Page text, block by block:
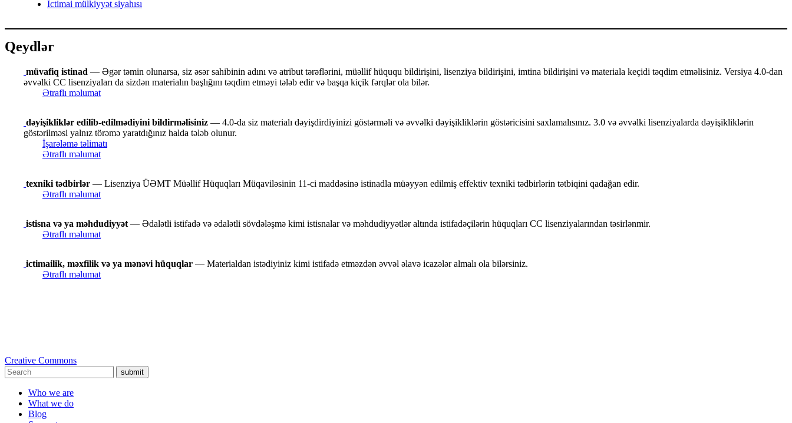
İctimai mülkiyyət siyahısı
Qeydlər
müvafiq istinad — Əgər təmin olunarsa, siz əsər sahibinin adını və atribut tərəflərini, müəllif hüququ bildirişini, lisenziya bildirişini, imtina bildirişini və materiala keçidi təqdim etməlisiniz. Versiya 4.0-dan
əvvəlki CC lisenziyaları da sizdən materialın başlığını təqdim etməyi tələb edir və başqa kiçik fərqlər ola bilər.
Ətraflı məlumat
dəyişikliklər edilib-edilmədiyini bildirməlisiniz — 4.0-da siz materialı dəyişdirdiyinizi göstərməli və əvvəlki dəyişikliklərin göstəricisini saxlamalısınız. 3.0 və əvvəlki lisenziyalarda dəyişikliklərin
göstərilməsi yalnız törəmə yaratdığınız halda tələb olunur.
İşarələmə təlimatı
Ətraflı məlumat
texniki tədbirlər — Lisenziya ÜƏMT Müəllif Hüquqları Müqaviləsinin 11-ci maddəsinə istinadla müəyyən edilmiş effektiv texniki tədbirlərin tətbiqini qadağan edir.
Ətraflı məlumat
istisna və ya məhdudiyyət — Ədalətli istifadə və ədalətli sövdələşmə kimi istisnalar və məhdudiyyətlər altında istifadəçilərin hüquqları CC lisenziyalarından təsirlənmir.
Ətraflı məlumat
ictimailik, məxfilik və ya mənəvi hüquqlar — Materialdan istədiyiniz kimi istifadə etməzdən əvvəl əlavə icazələr almalı ola bilərsiniz.
Ətraflı məlumat
Creative Commons
submit
Who we are
What we do
Blog